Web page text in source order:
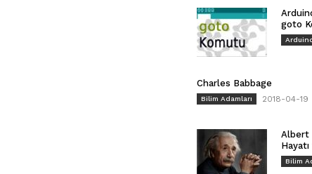
goto
Charles Babbage
Bilim Adamları 2018-04-19
Albert
Bilim